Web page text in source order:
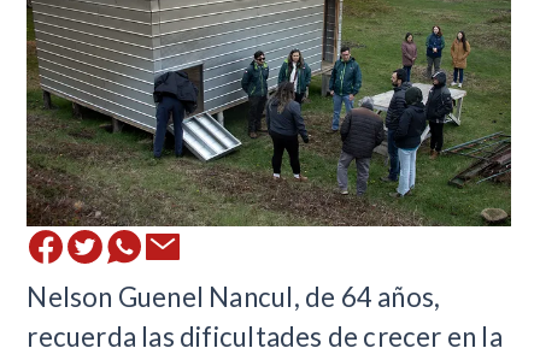
Nelson Guenel Nancul, de 64 años,
recuerda las dificultades de crecer en la